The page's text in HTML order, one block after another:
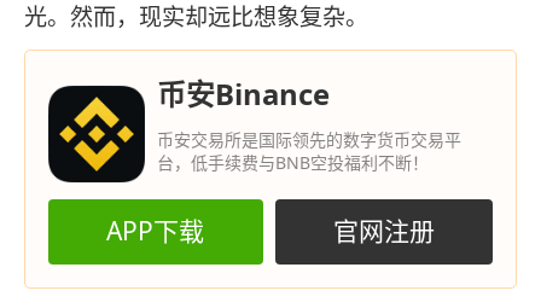
光。然而，现实却远比想象复杂。
币安Binance
币安交易所是国际领先的数字货币交易平
台，低手续费与BNB空投福利不断！
APP下载 官网注册